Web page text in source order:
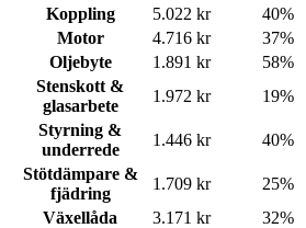
Koppling
5.022 kr 40%
Motor
4.716 kr 37%
Oljebyte
1.891 kr 58%
Stenskott &
glasarbete
1.972 kr 19%
Styrning &
underrede
1.446 kr 40%
Stötdämpare &
fjädring
1.709 kr 25%
Växellåda
3.171 kr 32%